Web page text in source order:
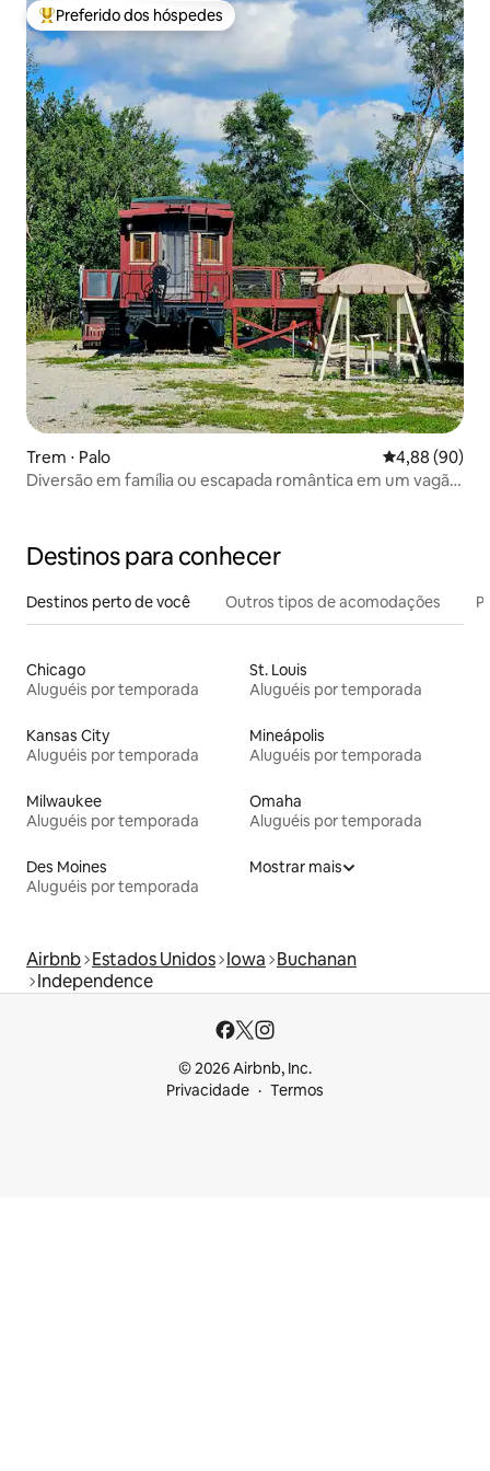
Entre os melhores preferidos dos hóspedes
Preferido dos hóspedes
Trem ⋅ Palo 4,88 de uma
4,88 (90)
Diversão em família ou escapada romântica em um vagão
Destinos para conhecer
Destinos perto de você Outros tipos de acomodações
Chicago
Aluguéis por temporada
St. Louis
Aluguéis por temporada
Kansas City
Aluguéis por temporada
Mineápolis
Aluguéis por temporada
Milwaukee
Aluguéis por temporada
Omaha
Aluguéis por temporada
Des Moines
Aluguéis por temporada
Mostrar mais
Airbnb Estados Unidos Iowa Buchanan
Independence
© 2026 Airbnb, Inc.
Privacidade
Termos